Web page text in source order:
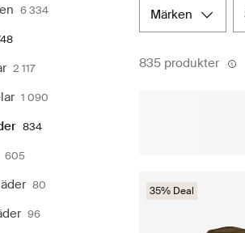
6 334
2 117
1 090
834
605
80
96
märken
835 produkter
35% Deal